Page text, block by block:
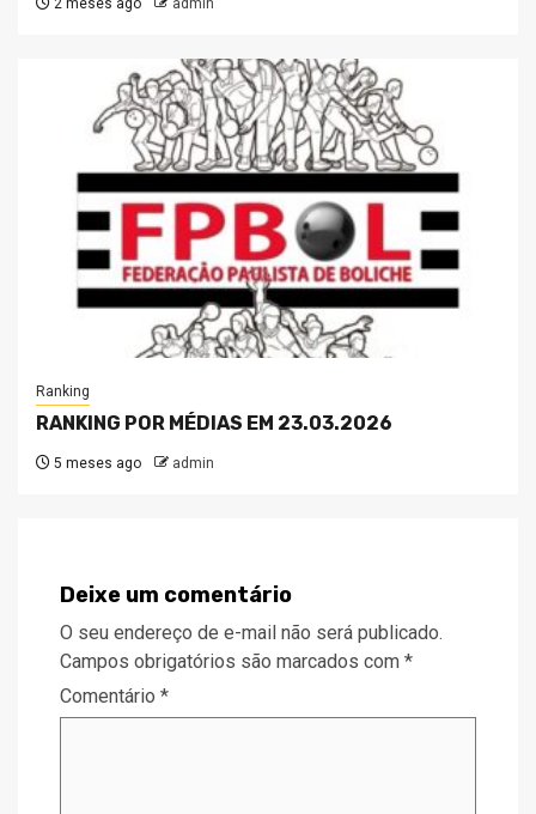
2 meses ago admin
Ranking
RANKING POR MÉDIAS EM 23.03.2026
5 meses ago admin
Deixe um comentário
O seu endereço de e-mail não será publicado.
Campos obrigatórios são marcados com *
Comentário *